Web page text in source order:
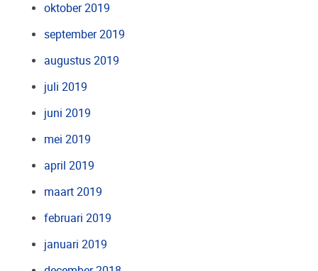
oktober 2019
september 2019
augustus 2019
juli 2019
juni 2019
mei 2019
april 2019
maart 2019
februari 2019
januari 2019